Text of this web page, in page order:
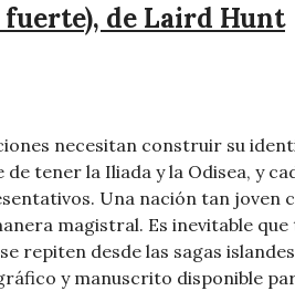
de Laird Hunt
necesitan construir su
tener la Iliada y la Odisea, y
Una nación tan
magistral. Es inevitable
repiten desde las sagas
y manuscrito disponible